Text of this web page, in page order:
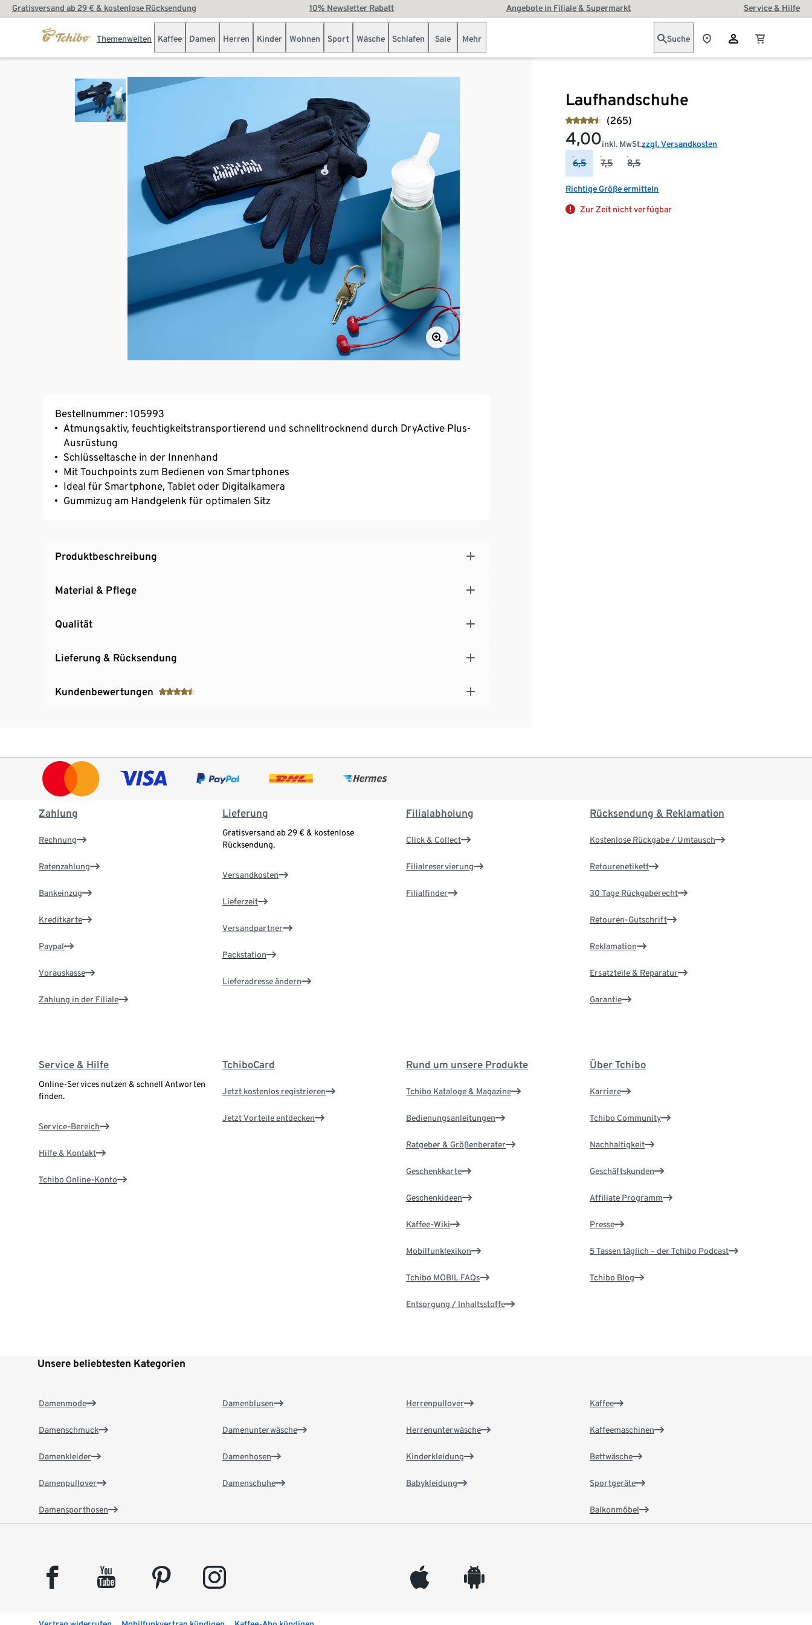
Gratisversand ab 29 € & kostenlose Rücksendung 10% Newsletter Rabatt Angebote in Filiale & Supermarkt Service & Hilfe
Themenwelten Kaffee Damen Herren Kinder Wohnen Sport Wäsche Schlafen Sale Mehr Suche
Laufhandschuhe
(265)
4,00inkl. MwSt.zzgl. Versandkosten
6,5 7,5 8,5
Richtige Größe ermitteln
Zur Zeit nicht verfügbar
Bestellnummer: 105993
Atmungsaktiv, feuchtigkeitstransportierend und schnelltrocknend durch DryActive Plus-
Ausrüstung
Schlüsseltasche in der Innenhand
Mit Touchpoints zum Bedienen von Smartphones
Ideal für Smartphone, Tablet oder Digitalkamera
Gummizug am Handgelenk für optimalen Sitz
Produktbeschreibung
Material & Pflege
Qualität
Lieferung & Rücksendung
Kundenbewertungen
Zahlung
Rechnung
Ratenzahlung
Bankeinzug
Kreditkarte
Paypal
Vorauskasse
Zahlung in der Filiale
Lieferung
Gratisversand ab 29 € & kostenlose
Rücksendung.
Versandkosten
Lieferzeit
Versandpartner
Packstation
Lieferadresse ändern
Filialabholung
Click & Collect
Filialreservierung
Filialfinder
Rücksendung & Reklamation
Kostenlose Rückgabe / Umtausch
Retourenetikett
30 Tage Rückgaberecht
Retouren-Gutschrift
Reklamation
Ersatzteile & Reparatur
Garantie
Service & Hilfe
Online-Services nutzen & schnell Antworten
finden.
Service-Bereich
Hilfe & Kontakt
Tchibo Online-Konto
TchiboCard
Jetzt kostenlos registrieren
Jetzt Vorteile entdecken
Rund um unsere Produkte
Tchibo Kataloge & Magazine
Bedienungsanleitungen
Ratgeber & Größenberater
Geschenkkarte
Geschenkideen
Kaffee-Wiki
Mobilfunklexikon
Tchibo MOBIL FAQs
Entsorgung / Inhaltsstoffe
Über Tchibo
Karriere
Tchibo Community
Nachhaltigkeit
Geschäftskunden
Affiliate Programm
Presse
5 Tassen täglich – der Tchibo Podcast
Tchibo Blog
Unsere beliebtesten Kategorien
Damenmode
Damenschmuck
Damenkleider
Damenpullover
Damensporthosen
Damenblusen
Damenunterwäsche
Damenhosen
Damenschuhe
Herrenpullover
Herrenunterwäsche
Kinderkleidung
Babykleidung
Kaffee
Kaffeemaschinen
Bettwäsche
Sportgeräte
Balkonmöbel
facebook youtube pinterest instagram appleinc android